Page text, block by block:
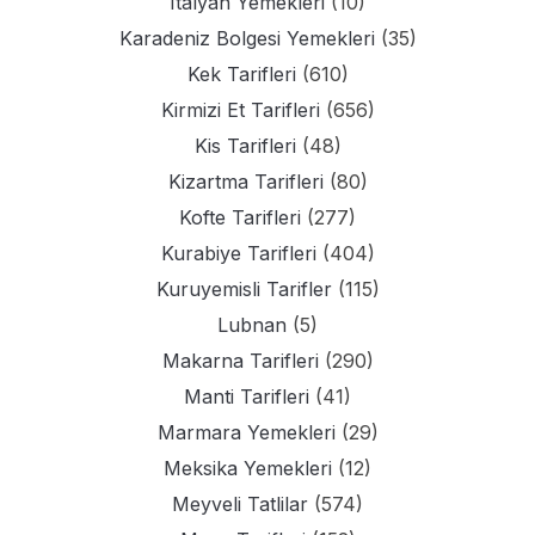
Karadeniz Bolgesi Yemekleri (35)
Kek Tarifleri (610)
Kirmizi Et Tarifleri (656)
Kis Tarifleri (48)
Kizartma Tarifleri (80)
Kofte Tarifleri (277)
Kurabiye Tarifleri (404)
Kuruyemisli Tarifler(115)
Lubnan (5)
Makarna Tarifleri (290)
Manti Tarifleri (41)
Marmara Yemekleri (29)
Meksika Yemekleri (12)
Meyveli Tatlilar (574)